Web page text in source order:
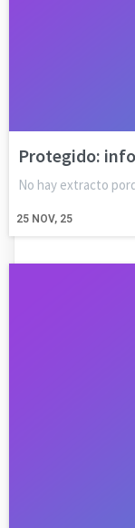
Protegido:
25 NOV, 25
No hay extracto